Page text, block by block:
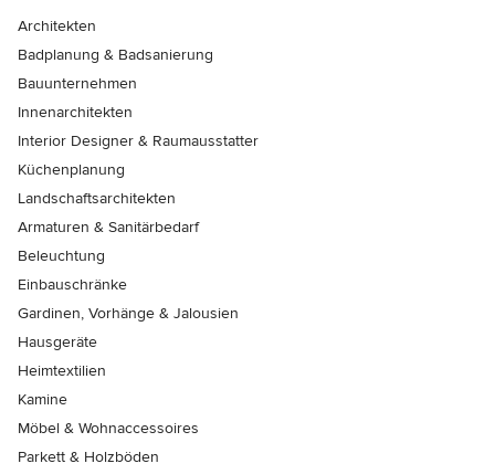
Architekten
Badplanung & Badsanierung
Bauunternehmen
Innenarchitekten
Interior Designer & Raumausstatter
Küchenplanung
Landschaftsarchitekten
Armaturen & Sanitärbedarf
Beleuchtung
Einbauschränke
Gardinen, Vorhänge & Jalousien
Hausgeräte
Heimtextilien
Kamine
Möbel & Wohnaccessoires
Parkett & Holzböden